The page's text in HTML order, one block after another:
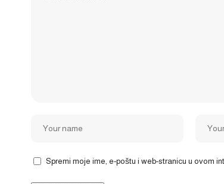
Spremi moje ime, e-poštu i web-stranicu u ovom